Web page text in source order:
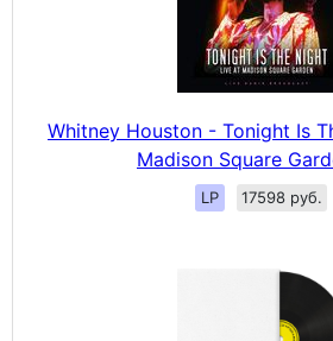
Whitney Houston - Tonight Is
Madison Square
LP 17598 руб.